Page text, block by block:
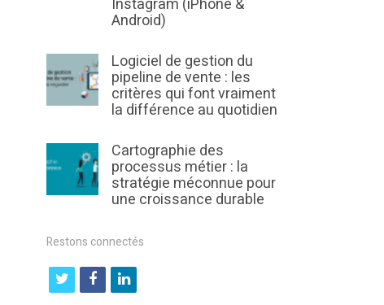
Instagram (iPhone &
Android)
Logiciel de gestion du
pipeline de vente : les
critères qui font vraiment
la différence au quotidien
Cartographie des
processus métier : la
stratégie méconnue pour
une croissance durable
Restons connectés
t
f
l